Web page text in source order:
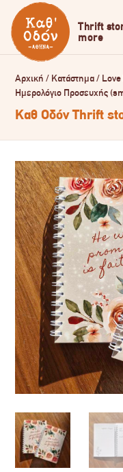
Αρχική / Κατάστημα/
Ημερολόγιο Προσευχής
Καθ Οδόν Thrift